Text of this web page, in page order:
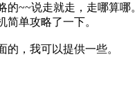
的~~说走就走，走哪算哪。
简单攻略了一下。
的，我可以提供一些。